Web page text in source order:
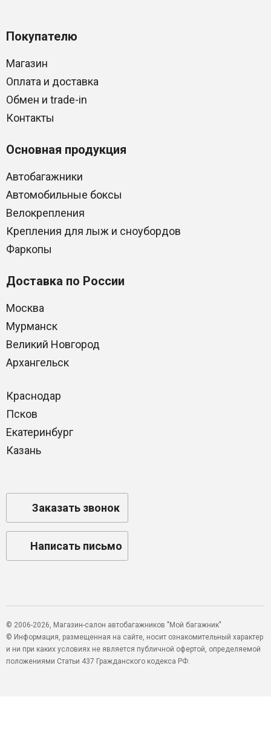
Покупателю
Магазин
Оплата и доставка
Обмен и trade-in
Контакты
Основная продукция
Автобагажники
Автомобильные боксы
Велокрепления
Крепления для лыж и сноубордов
Фаркопы
Доставка по России
Москва
Мурманск
Великий Новгород
Архангельск
Краснодар
Псков
Екатеринбург
Казань
Заказать звонок
Написать письмо
© 2006-2026, Магазин-салон автобагажников "Мой багажник"
© Информация, размещенная на сайте, носит ознакомительный характер
и ни при каких условиях не является публичной офертой, определяемой
положениями Статьи 437 Гражданского кодекса РФ.